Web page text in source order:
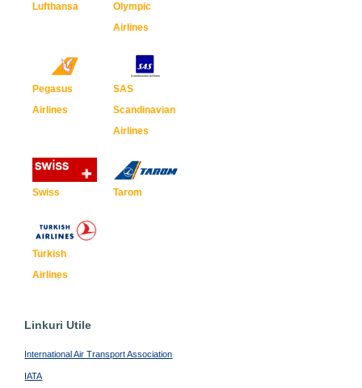
Lufthansa
Olympic
Airlines
Pegasus
Airlines
SAS
Scandinavian
Airlines
Swiss Tarom
Turkish
Airlines
Linkuri Utile
International Air Transport Association
IATA